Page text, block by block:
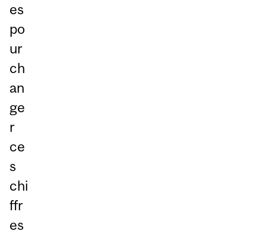
es
po
ur
ch
an
ge
r
ce
s
chi
ffr
es